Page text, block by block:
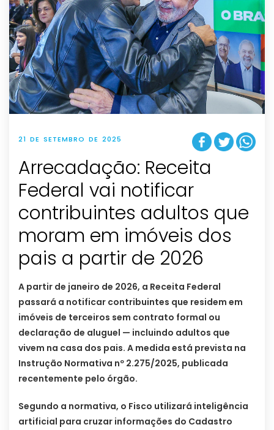
21 DE SETEMBRO DE 2025
Arrecadação: Receita
Federal vai notificar
contribuintes adultos que
moram em imóveis dos
pais a partir de 2026
A partir de janeiro de 2026, a Receita Federal
passará a notificar contribuintes que residem em
imóveis de terceiros sem contrato formal ou
declaração de aluguel — incluindo adultos que
vivem na casa dos pais. A medida está prevista na
Instrução Normativa nº 2.275/2025, publicada
recentemente pelo órgão.
Segundo a normativa, o Fisco utilizará inteligência
artificial para cruzar informações do Cadastro